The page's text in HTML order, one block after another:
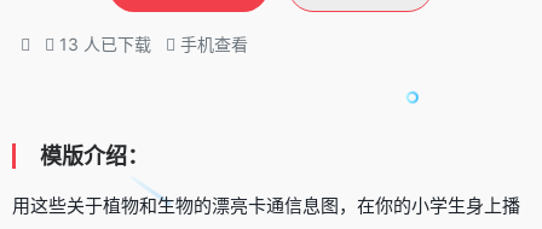
13 人已下载 手机查看
模版介绍：
用这些关于植物和生物的漂亮卡通信息图，在你的小学生身上播